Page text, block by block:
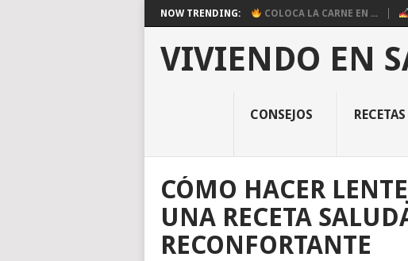
NOW TRENDING: COLOCA LA CARNE EN ...
VIVIENDO EN
CONSEJOS RECETAS
CÓMO HACER
UNA RECETA
RECONFORTANTE